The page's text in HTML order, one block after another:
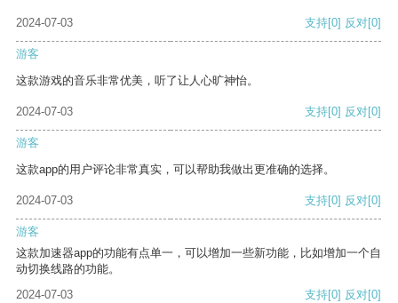
2024-07-03 支持[0] 反对[0]
游客
这款游戏的音乐非常优美，听了让人心旷神怡。
2024-07-03 支持[0] 反对[0]
游客
这款app的用户评论非常真实，可以帮助我做出更准确的选择。
2024-07-03 支持[0] 反对[0]
游客
这款加速器app的功能有点单一，可以增加一些新功能，比如增加一个自
动切换线路的功能。
2024-07-03
支持[0] 反对[0]